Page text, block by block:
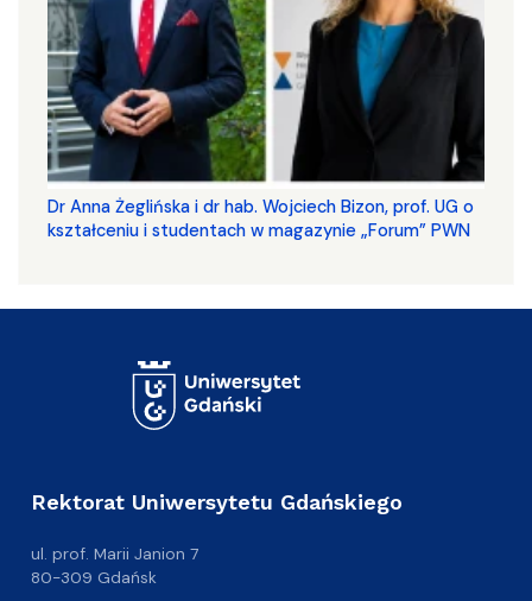
​​​​​​​Dr Anna Żeglińska i dr hab. Wojciech Bizon, prof. UG o
kształceniu i studentach w magazynie „Forum” PWN
Rektorat Uniwersytetu Gdańskiego
ul. prof. Marii Janion 7
80-309 Gdańsk